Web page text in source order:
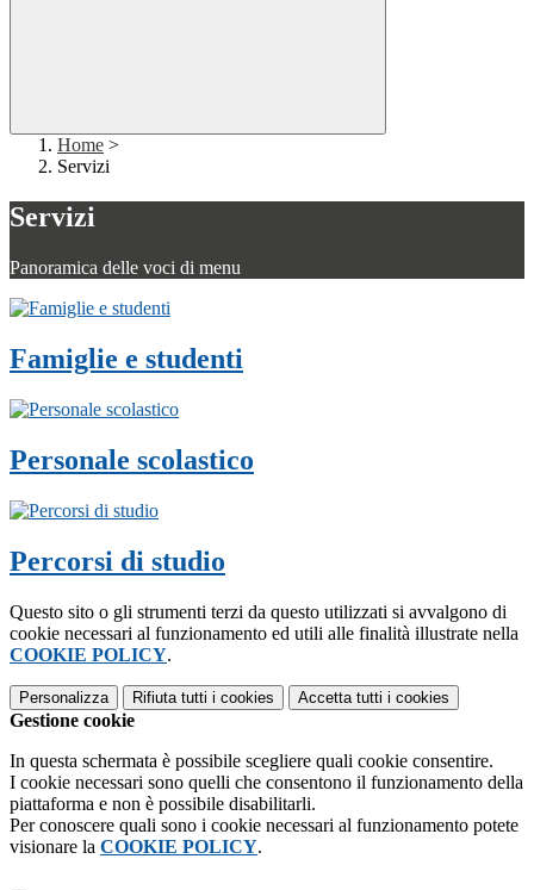
Home >
Servizi
Servizi
Panoramica delle voci di menu
Famiglie e studenti
Personale scolastico
Percorsi di studio
Questo sito o gli strumenti terzi da questo utilizzati si avvalgono di
cookie necessari al funzionamento ed utili alle finalità illustrate nella
COOKIE POLICY.
Personalizza Rifiuta tutti i cookies Accetta tutti i cookies
Gestione cookie
In questa schermata è possibile scegliere quali cookie consentire.
I cookie necessari sono quelli che consentono il funzionamento della
piattaforma e non è possibile disabilitarli.
Per conoscere quali sono i cookie necessari al funzionamento potete
visionare la COOKIE POLICY.